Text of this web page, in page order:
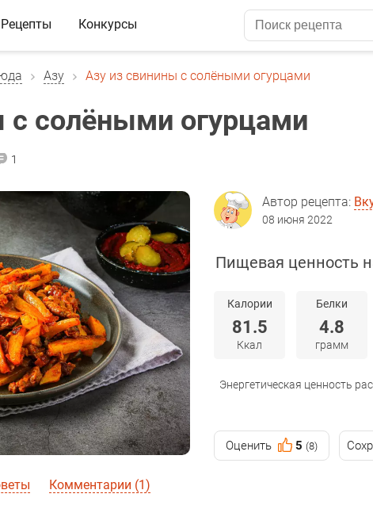
Рецепты Конкурсы
Азу Азу из свинины с солёными огурцами
с солёными огурцами
1
Автор рецепта:
08 июня 2022
Пищевая ценность
Калории
81.5
Ккал
Белки
4.8
грамм
Энергетическая ценность
Оценить 5 (8)
Комментарии (1)